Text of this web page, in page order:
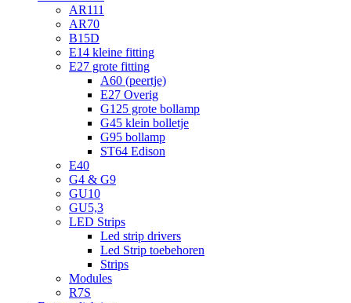
AR111
AR70
B15D
E14 kleine fitting
E27 grote fitting
A60 (peertje)
E27 Overig
G125 grote bollamp
G45 klein bolletje
G95 bollamp
ST64 Edison
E40
G4 & G9
GU10
GU5,3
LED Strips
Led strip drivers
Led Strip toebehoren
Strips
Modules
R7S